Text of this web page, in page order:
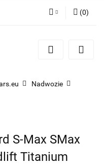
Zarejestruj się
(0)
Nadwozie
S-Max SMax
Titanium